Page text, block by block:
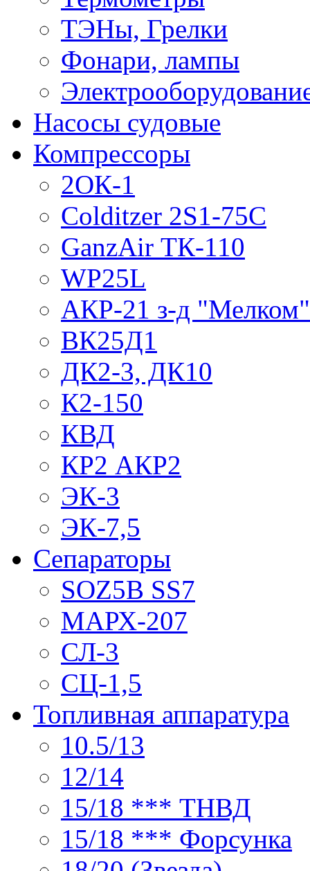
ТЭНы, Грелки
Фонари, лампы
Насосы судовые
Компрессоры
2ОК-1
Colditzer 2S1-75C
GanzAir ТК-110
WP25L
АКР-21 з-д "Мелком"
ВК25Д1
ДК2-3, ДК10
К2-150
КВД
КР2 АКР2
ЭК-3
ЭК-7,5
Сепараторы
SOZ5B SS7
МАРХ-207
СЛ-3
СЦ-1,5
Топливная аппаратура
10.5/13
12/14
15/18 *** ТНВД
15/18 *** Форсунка